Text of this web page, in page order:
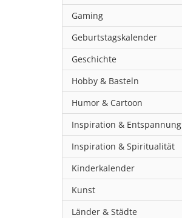
Gaming
Geburtstagskalender
Geschichte
Hobby & Basteln
Humor & Cartoon
Inspiration & Entspannung
Inspiration & Spiritualität
Kinderkalender
Kunst
Länder & Städte